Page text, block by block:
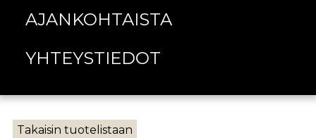
AJANKOHTAISTA
YHTEYSTIEDOT
Takaisin tuotelistaan